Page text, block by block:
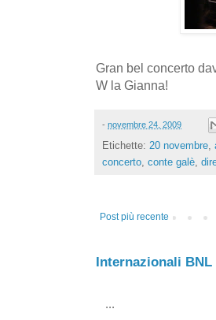
Gran bel concerto
W la Gianna!
- novembre 24, 2009
Etichette: 20 novembre,
concerto, conte galè,
Post più recente
Internazionali BNL
...